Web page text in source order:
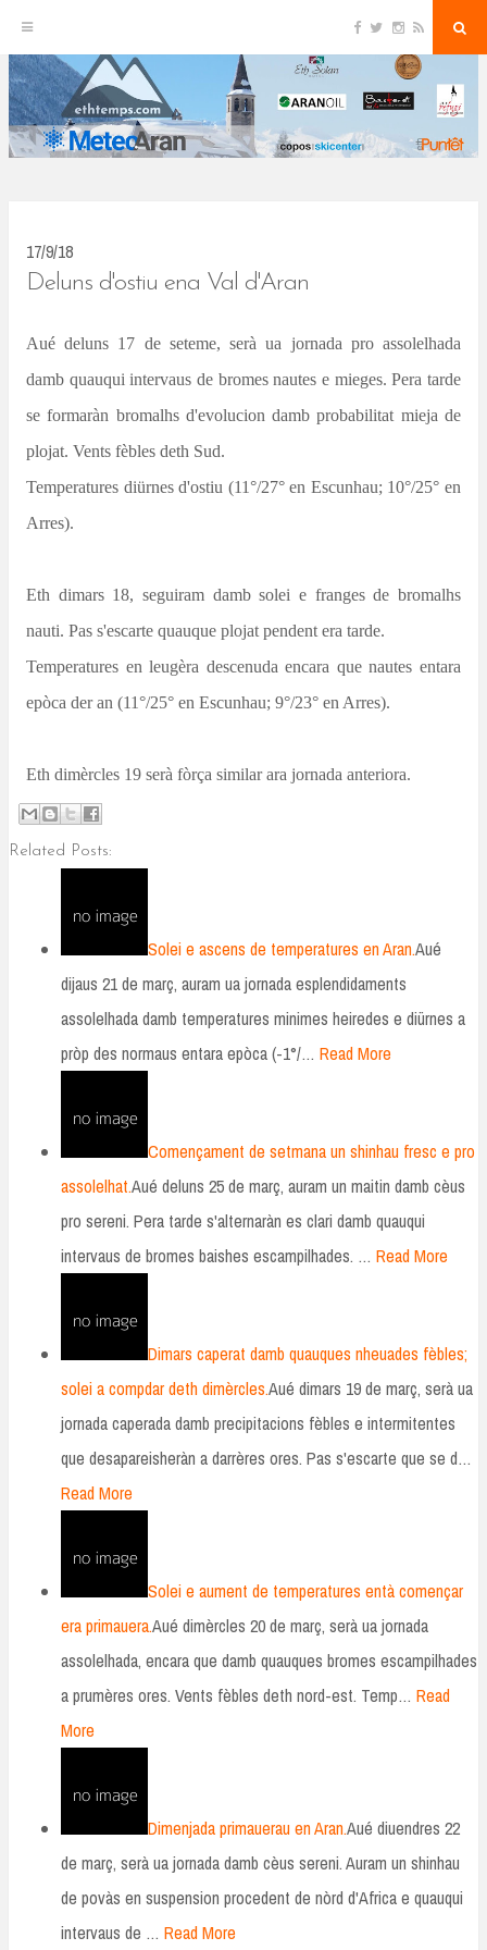
k
i
p
c
o
o
i
e
r
s
t
a
g
r
m
R
S
a
17/9/18
Deluns d'ostiu ena Val d'Aran
Aué deluns 17 de seteme, serà ua jornada pro assolelhada
damb quauqui intervaus de bromes nautes e mieges. Pera tarde
se formaràn bromalhs d'evolucion damb probabilitat mieja de
plojat. Vents fèbles deth Sud.
Temperatures diürnes d'ostiu (11°/27° en Escunhau; 10°/25° en
Arres).
Eth dimars 18, seguiram damb solei e franges de bromalhs
nauti. Pas s'escarte quauque plojat pendent era tarde.
Temperatures en leugèra descenuda encara que nautes entara
epòca der an (11°/25° en Escunhau; 9°/23° en Arres).
Eth dimèrcles 19 serà fòrça similar ara jornada anteriora.
Related Posts:
Solei e ascens de temperatures en Aran.Aué
dijaus 21 de març, auram ua jornada esplendidaments
assolelhada damb temperatures minimes heiredes e diürnes a
pròp des normaus entara epòca (-1°/… Read More
Començament de setmana un shinhau fresc e pro
assolelhat.Aué deluns 25 de març, auram un maitin damb cèus
pro sereni. Pera tarde s'alternaràn es clari damb quauqui
intervaus de bromes baishes escampilhades. … Read More
Dimars caperat damb quauques nheuades fèbles;
solei a compdar deth dimèrcles.Aué dimars 19 de març, serà ua
jornada caperada damb precipitacions fèbles e intermitentes
que desapareisheràn a darrères ores. Pas s'escarte que se d…
Read More
Solei e aument de temperatures entà començar
era primauera.Aué dimèrcles 20 de març, serà ua jornada
assolelhada, encara que damb quauques bromes escampilhades
a prumères ores. Vents fèbles deth nord-est. Temp… Read
More
Dimenjada primauerau en Aran.Aué diuendres 22
de març, serà ua jornada damb cèus sereni. Auram un shinhau
de povàs en suspension procedent de nòrd d'Africa e quauqui
intervaus de … Read More